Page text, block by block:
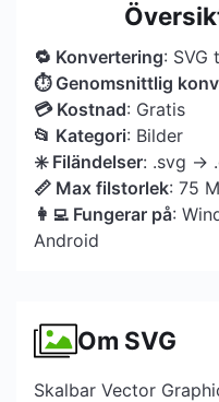
🔁 Konvertering: SVG
⏱ Genomsnittlig
💳 Kostnad: Gratis
📂 Kategori: Bilder
✳️ Filändelser: .svg →
📏 Max filstorlek: 75
👩‍💻 Fungerar på:
Android
Om SVG
Skalbar Vector